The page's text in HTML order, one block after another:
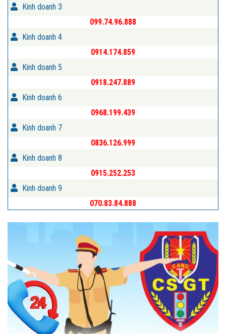
Kinh doanh 3
099.74.96.888
Kinh doanh 4
0914.174.859
Kinh doanh 5
0918.247.889
Kinh doanh 6
0968.199.439
Kinh doanh 7
0836.126.999
Kinh doanh 8
0915.252.253
Kinh doanh 9
070.83.84.888